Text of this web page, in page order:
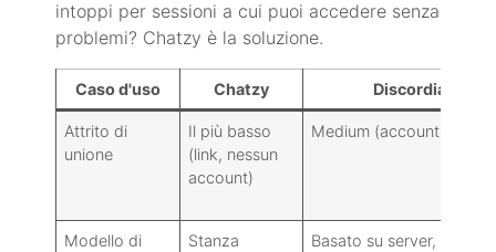
intoppi per sessioni a cui puoi accedere senza
problemi? Chatzy è la soluzione.
Caso d'uso Chatzy Discordia
Attrito di
unione
Il più basso
(link, nessun
account)
Medium (account +
Modello di
Stanza
Basato su server,